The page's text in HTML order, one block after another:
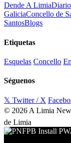
Dende A Limia
GaliciaConcello de
SantosBlogs
Etiquetas
Esquelas Concello
Séguenos
𝕏 Twitter / X
© 2026 A Limia
de Limia